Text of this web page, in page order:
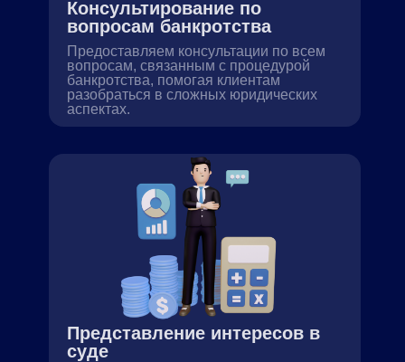
Консультирование по
вопросам банкротства
Предоставляем консультации по всем
вопросам, связанным с процедурой
банкротства, помогая клиентам
разобраться в сложных юридических
аспектах.
Представление интересов в
суде